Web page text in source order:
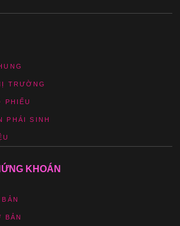
TRƯỜNG
PHIẾU
PHÁI SINH
KHOÁN
BẢN